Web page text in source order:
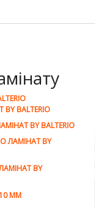
BY BALTERIO
BY BALTERIO
ЛАМІНАТ BY
ЛАМІНАТ BY
10 ММ